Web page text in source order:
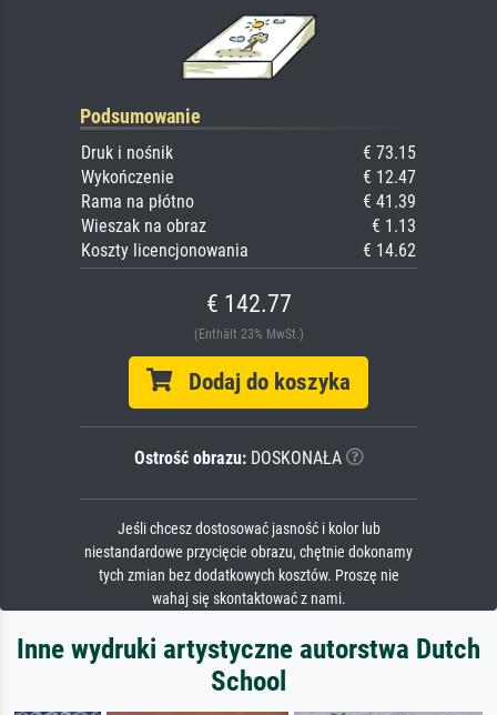
Podsumowanie
Druk i nośnik
€ 73.15
Wykończenie
€ 12.47
Rama na płótno
€ 41.39
Wieszak na obraz
€ 1.13
Koszty licencjonowania
€ 14.62
€ 142.77
(Enthält 23% MwSt.)
Dodaj do koszyka
Ostrość obrazu:DOSKONAŁA
Jeśli chcesz dostosować jasność i kolor lub
niestandardowe przycięcie obrazu, chętnie dokonamy
tych zmian bez dodatkowych kosztów. Proszę nie
wahaj się skontaktować z nami.
Inne wydruki artystyczne autorstwa Dutch
School